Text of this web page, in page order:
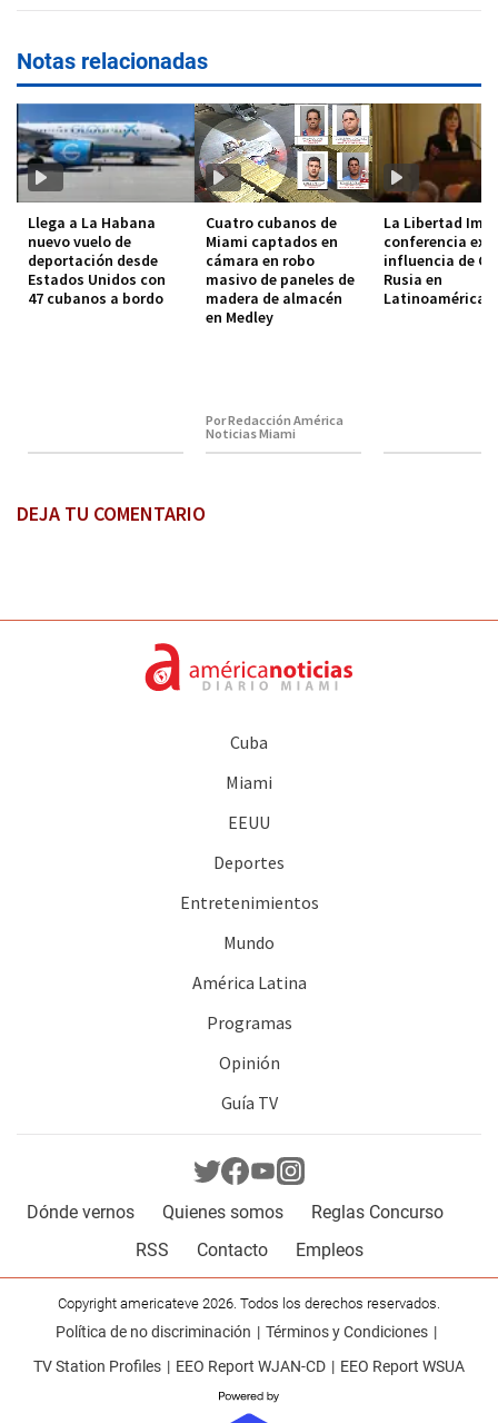
Notas relacionadas
Llega a La Habana
nuevo vuelo de
deportación desde
Estados Unidos con
47 cubanos a bordo
Cuatro cubanos de
Miami captados en
cámara en robo
masivo de paneles de
madera de almacén
en Medley
Por Redacción América
Noticias Miami
La Libertad
conferencia
influencia de
Rusia en
Latinoamérica
DEJA TU COMENTARIO
Cuba
Miami
EEUU
Deportes
Entretenimientos
Mundo
América Latina
Programas
Opinión
Guía TV
Dónde vernos Quienes somos
Reglas Concurso
RSS
Contacto Empleos
Copyright americateve 2026. Todos los derechos reservados.
Política de no discriminación
Términos y Condiciones
TV Station Profiles
EEO Report WJAN-CD EEO Report WSUA